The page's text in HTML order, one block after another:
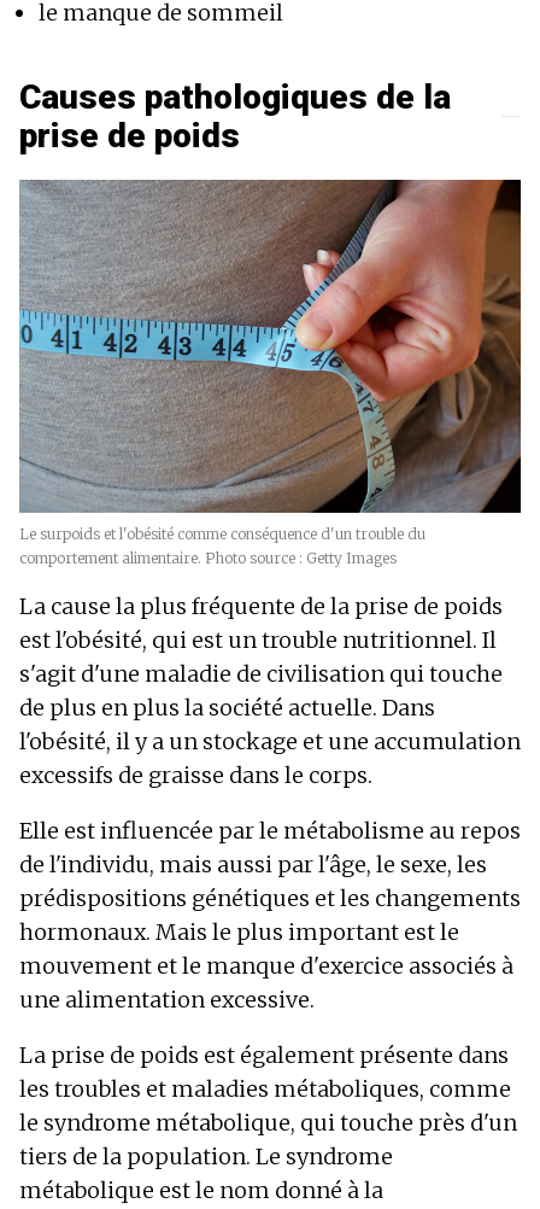
le manque de sommeil
Causes pathologiques de la
prise de poids
Le surpoids et l'obésité comme conséquence d'un trouble du
comportement alimentaire. Photo source : Getty Images
La cause la plus fréquente de la prise de poids
est l'obésité, qui est un trouble nutritionnel. Il
s'agit d'une maladie de civilisation qui touche
de plus en plus la société actuelle. Dans
l'obésité, il y a un stockage et une accumulation
excessifs de graisse dans le corps.
Elle est influencée par le métabolisme au repos
de l'individu, mais aussi par l'âge, le sexe, les
prédispositions génétiques et les changements
hormonaux. Mais le plus important est le
mouvement et le manque d'exercice associés à
une alimentation excessive.
La prise de poids est également présente dans
les troubles et maladies métaboliques, comme
le syndrome métabolique, qui touche près d'un
tiers de la population. Le syndrome
métabolique est le nom donné à la